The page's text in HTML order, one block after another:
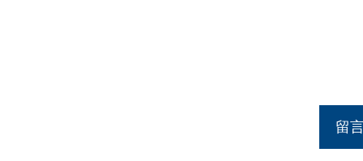
留